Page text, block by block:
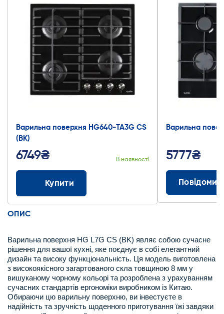
Варильна поверхня HG640-TA3G CS
(BK)
6749₴ В наявності
Купити
Варильна
5777₴
ОПИС
Варильна поверхня HG L7G CS (BK) являє собою сучасне
рішення для вашої кухні, яке поєднує в собі елегантний
дизайн та високу функціональність. Ця модель виготовлена
з високоякісного загартованого скла товщиною 8 мм у
вишуканому чорному кольорі та розроблена з урахуванням
сучасних стандартів ергономіки виробником із Китаю.
Обираючи цю варильну поверхню, ви інвестуєте в
надійність та зручність щоденного приготування їжі завдяки